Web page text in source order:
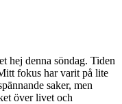
hej denna söndag. Tiden
fokus har varit på lite
saker, men
över livet och